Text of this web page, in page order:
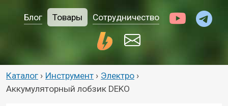
Блог Товары Сотрудничество
Каталог › Инструмент › Электро ›
Аккумуляторный лобзик DEKO